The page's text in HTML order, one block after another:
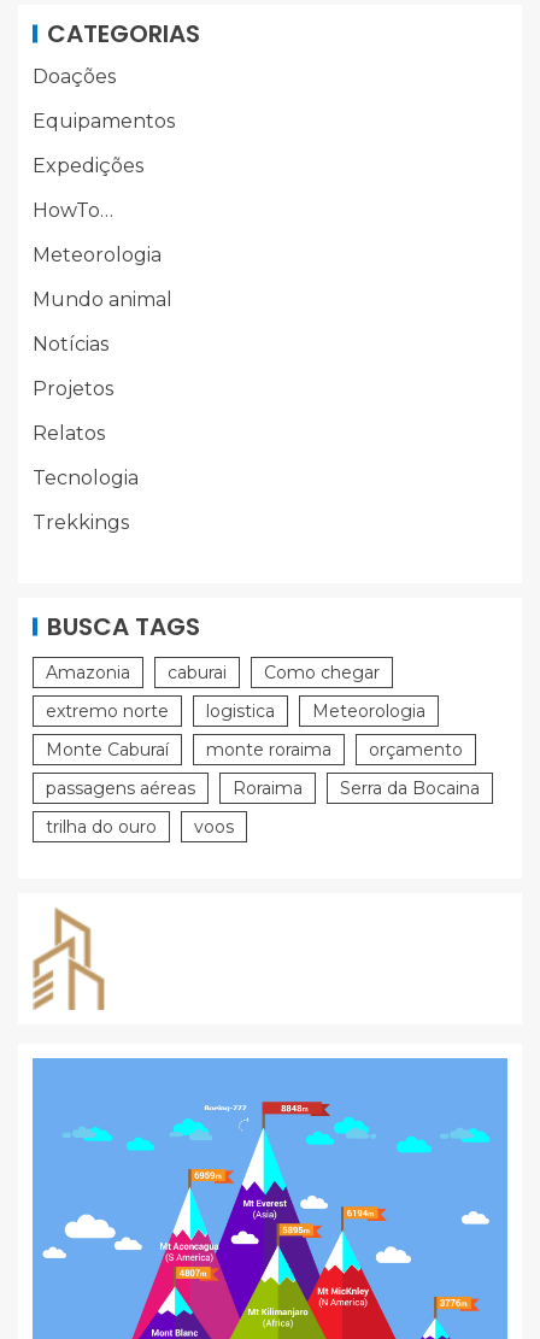
CATEGORIAS
Doações
Equipamentos
Expedições
HowTo…
Meteorologia
Mundo animal
Notícias
Projetos
Relatos
Tecnologia
Trekkings
BUSCA TAGS
Amazonia caburai
Como chegar
extremo norte
logistica
Meteorologia
Monte Caburaí
monte roraima
orçamento
passagens aéreas
Roraima
Serra da Bocaina
trilha do ouro
voos